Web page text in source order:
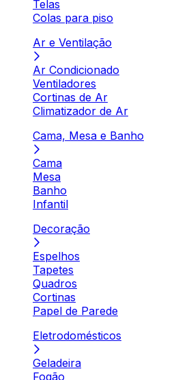
Telas
Colas para piso
Ar e Ventilação
Ar Condicionado
Ventiladores
Cortinas de Ar
Climatizador de Ar
Cama, Mesa e Banho
Cama
Mesa
Banho
Infantil
Decoração
Espelhos
Tapetes
Quadros
Cortinas
Papel de Parede
Eletrodomésticos
Geladeira
Fogão